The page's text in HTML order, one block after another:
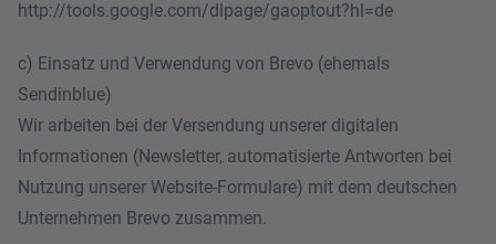
http://tools.google.com/dlpage/gaoptout?hl=de
c) Einsatz und Verwendung von Brevo (ehemals
Sendinblue)
Wir arbeiten bei der Versendung unserer digitalen
Informationen (Newsletter, automatisierte Antworten bei
Nutzung unserer Website-Formulare) mit dem deutschen
Unternehmen Brevo zusammen.